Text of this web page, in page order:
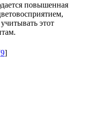
повышенная
этот
9]